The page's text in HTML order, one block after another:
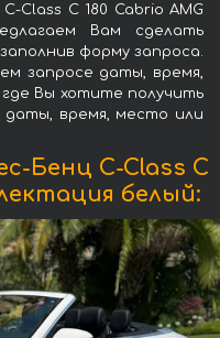
Class C 180 Cabrio AMG
Вам сделать
форму запроса.
запросе даты, время,
Вы хотите получить
время, место или
Бенц C-Class C
белый: